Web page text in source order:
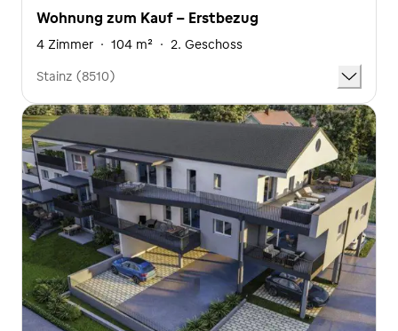
Wohnung zum Kauf - Erstbezug
4 Zimmer · 104 m² · 2. Geschoss
Stainz (8510)